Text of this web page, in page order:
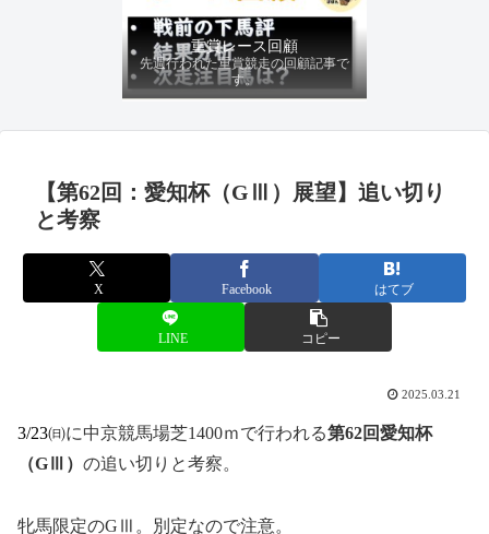
重賞レース回顧
先週行われた重賞競走の回顧記事で
す。
【第62回：愛知杯（GⅢ）展望】追い切り
と考察
X Facebook はてブ
LINE コピー
2025.03.21
3/23㈰に中京競馬場芝1400ｍで行われる第62回愛知杯
（GⅢ） の追い切りと考察。
牝馬限定のGⅢ。別定なので注意。